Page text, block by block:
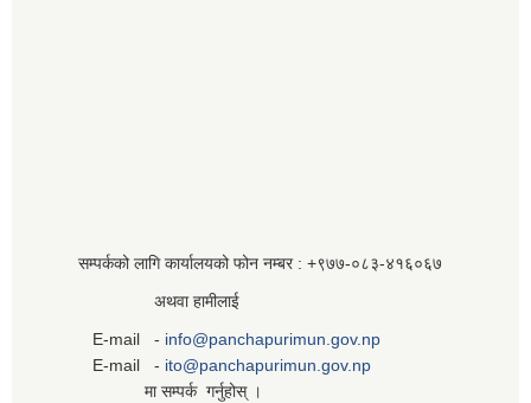
सम्पर्कको लागि कार्यालयको फोन नम्बर : +९७७-०८३‍-४१६०६७
अथवा हामीलाई
E-mail - info@panchapurimun.gov.np
E-mail - ito@panchapurimun.gov.np
मा सम्पर्क गर्नुहोस् ।